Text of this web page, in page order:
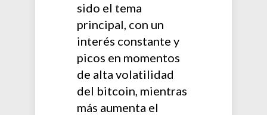
sido el tema
principal, con un
interés constante y
picos en momentos
de alta volatilidad
del bitcoin, mientras
más aumenta el